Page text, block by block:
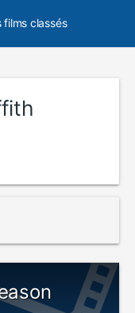
films classés